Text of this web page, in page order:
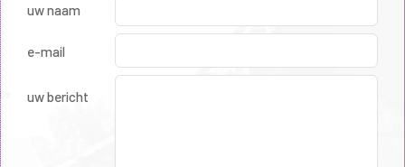
uw naam
e-mail
uw bericht